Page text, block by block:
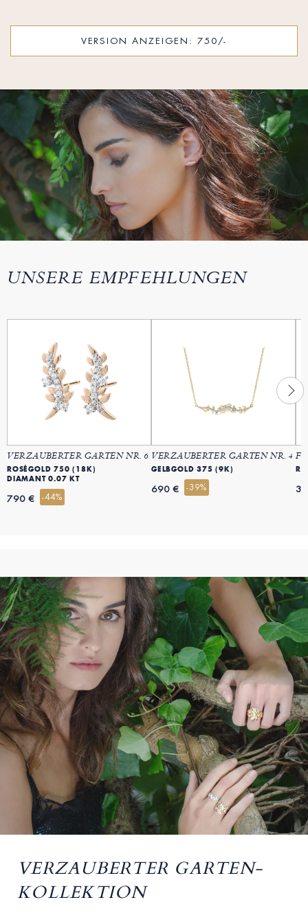
VERSION ANZEIGEN: 750/-
UNSERE EMPFEHLUNGEN
VERZAUBERTER GARTEN NR. 6
ROSÉGOLD 750 (18K)
DIAMANT 0.07 KT
790 € -44%
VERZAUBERTER GARTEN NR. 4
GELBGOLD 375 (9K)
690 € -39%
VERZAUBERTER GARTEN-
KOLLEKTION